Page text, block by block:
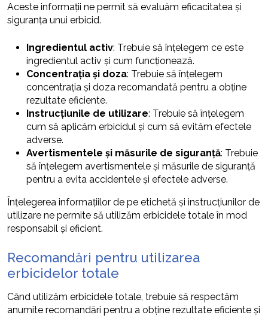
Aceste informații ne permit să evaluăm eficacitatea și
siguranța unui erbicid.
Ingredientul activ: Trebuie să înțelegem ce este
ingredientul activ și cum funcționează.
Concentrația și doza: Trebuie să înțelegem
concentrația și doza recomandată pentru a obține
rezultate eficiente.
Instrucțiunile de utilizare: Trebuie să înțelegem
cum să aplicăm erbicidul și cum să evităm efectele
adverse.
Avertismentele și măsurile de siguranță: Trebuie
să înțelegem avertismentele și măsurile de siguranță
pentru a evita accidentele și efectele adverse.
Înțelegerea informațiilor de pe etichetă și instrucțiunilor de
utilizare ne permite să utilizăm erbicidele totale în mod
responsabil și eficient.
Recomandări pentru utilizarea
erbicidelor totale
Când utilizăm erbicidele totale, trebuie să respectăm
anumite recomandări pentru a obține rezultate eficiente și